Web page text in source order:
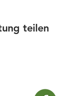
teilen